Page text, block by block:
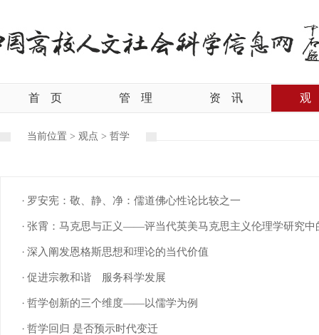
首 页 管 理 资 讯 观
当前位置 > 观点 > 哲学
罗安宪：敬、静、净：儒道佛心性论比较之一
张霄：马克思与正义——评当代英美马克思主义伦理学研究中
深入阐发恩格斯思想和理论的当代价值
促进宗教和谐 服务科学发展
哲学创新的三个维度——以儒学为例
哲学回归 是否预示时代变迁